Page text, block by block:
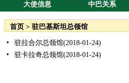
大使信息 中巴关系
首页 > 驻巴基斯坦总领馆
驻拉合尔总领馆(2018-01-24)
驻卡拉奇总领馆(2018-01-24)